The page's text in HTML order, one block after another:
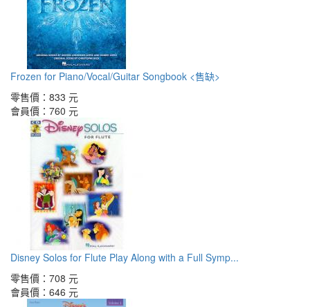
Frozen for Piano/Vocal/Guitar Songbook <售缺>
零售價： 833 元
會員價： 760 元
Disney Solos for Flute Play Along with a Full Symp...
零售價： 708 元
會員價： 646 元